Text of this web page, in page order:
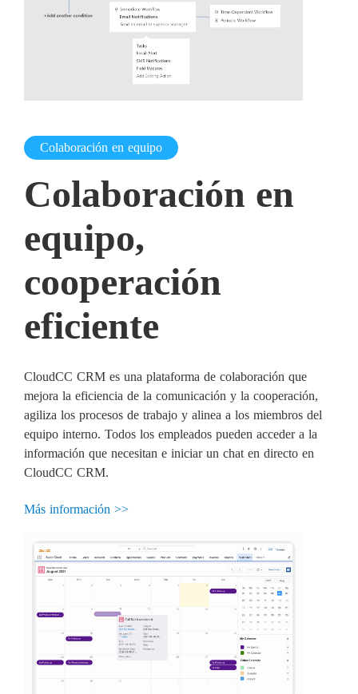
Colaboración en equipo
Colaboración en
equipo,
cooperación
eficiente
CloudCC CRM es una plataforma de colaboración que
mejora la eficiencia de la comunicación y la cooperación,
agiliza los procesos de trabajo y alinea a los miembros del
equipo interno. Todos los empleados pueden acceder a la
información que necesitan e iniciar un chat en directo en
CloudCC CRM.
Más información >>